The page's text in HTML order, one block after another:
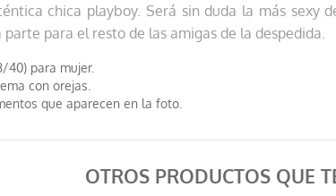
chica playboy. Será sin duda la más sexy
para el resto de las amigas de la despedida.
40) para mujer.
con orejas.
que aparecen en la foto.
OTROS PRODUCTOS QUE